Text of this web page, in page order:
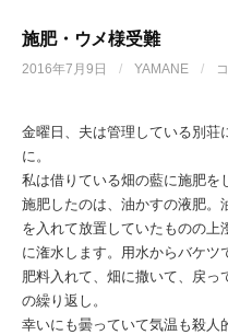
施肥・ウメ様受難
2016年7月9日 / YAMANE /
金曜日、夫は管理している別荘
に。
私は借りている畑の藍に施肥を
施肥したのは、油かすの液肥。
を入れて放置していたものの上
に潅水します。用水からバケツ
肥料入れて、畑に撒いて、戻っ
の繰り返し。
幸いにも曇っていて気温も殺人